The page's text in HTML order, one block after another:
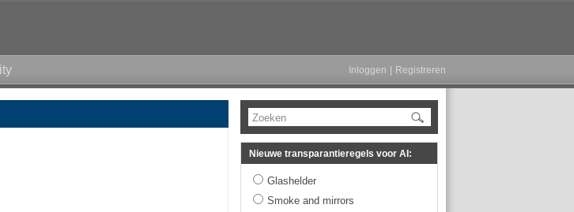
Inloggen Registreren
Zoeken
Nieuwe transparantieregels voor AI:
Glashelder
Smoke and mirrors